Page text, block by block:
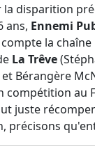
la disparition
ans, Ennemi
la
La Trêve
Bérangère
juste
précisons